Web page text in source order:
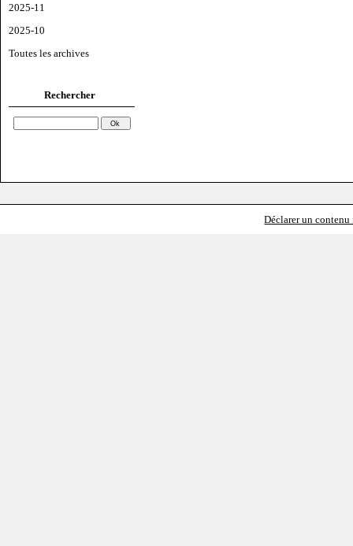
2025-11
2025-10
Toutes les archives
Rechercher
Déclarer un